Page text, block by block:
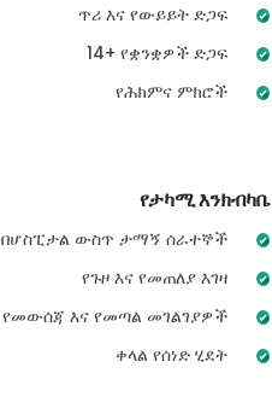
ጥሪ እና የውይይት ድጋፍ
14+ የቋንቋዎች ድጋፍ
የሕክምና ምክሮች
የታካሚ እንክብካቤ
በሆስፒታል ውስጥ ታማኝ ሰራተኞች
የጉዞ እና የመጠለያ እገዛ
የመውሰጃ እና የመጣል መገልገያዎች
ቀላል የሰነድ ሂደት